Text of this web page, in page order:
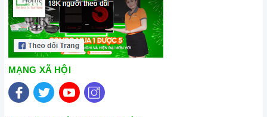
MẠNG XÃ HỘI